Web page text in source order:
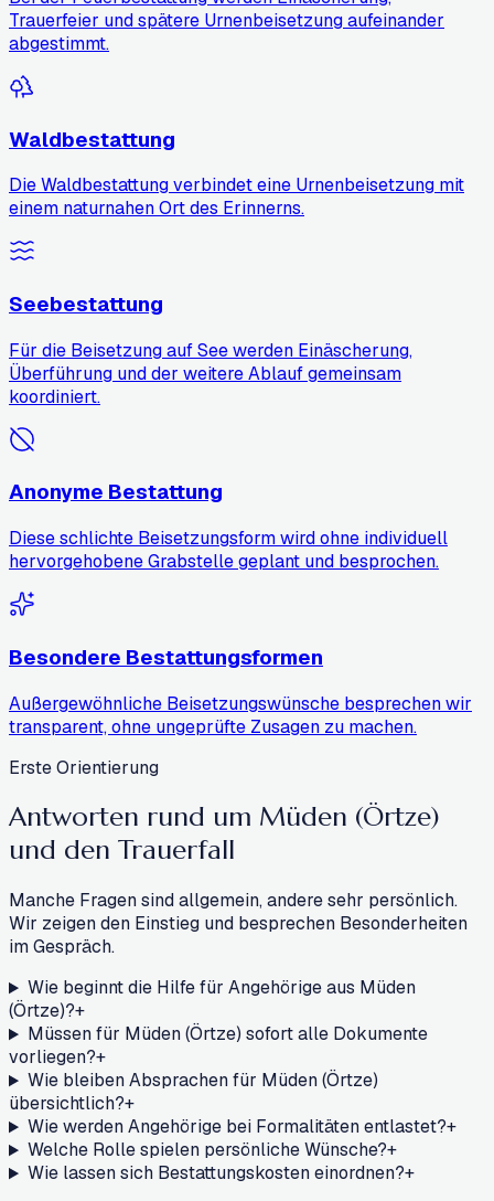
Trauerfeier und spätere Urnenbeisetzung aufeinander
abgestimmt.
Waldbestattung
Die Waldbestattung verbindet eine Urnenbeisetzung mit
einem naturnahen Ort des Erinnerns.
Seebestattung
Für die Beisetzung auf See werden Einäscherung,
Überführung und der weitere Ablauf gemeinsam
koordiniert.
Anonyme Bestattung
Diese schlichte Beisetzungsform wird ohne individuell
hervorgehobene Grabstelle geplant und besprochen.
Besondere Bestattungsformen
Außergewöhnliche Beisetzungswünsche besprechen wir
transparent, ohne ungeprüfte Zusagen zu machen.
Erste Orientierung
Antworten rund um Müden (Örtze)
und den Trauerfall
Manche Fragen sind allgemein, andere sehr persönlich.
Wir zeigen den Einstieg und besprechen Besonderheiten
im Gespräch.
Wie beginnt die Hilfe für Angehörige aus Müden
(Örtze)?+
Müssen für Müden (Örtze) sofort alle Dokumente
vorliegen?+
Wie bleiben Absprachen für Müden (Örtze)
übersichtlich?+
Wie werden Angehörige bei Formalitäten entlastet?+
Welche Rolle spielen persönliche Wünsche?+
Wie lassen sich Bestattungskosten einordnen?+